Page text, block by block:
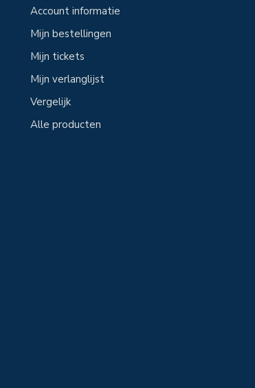
Account informatie
Mijn bestellingen
Mijn tickets
Mijn verlanglijst
Vergelijk
Alle producten